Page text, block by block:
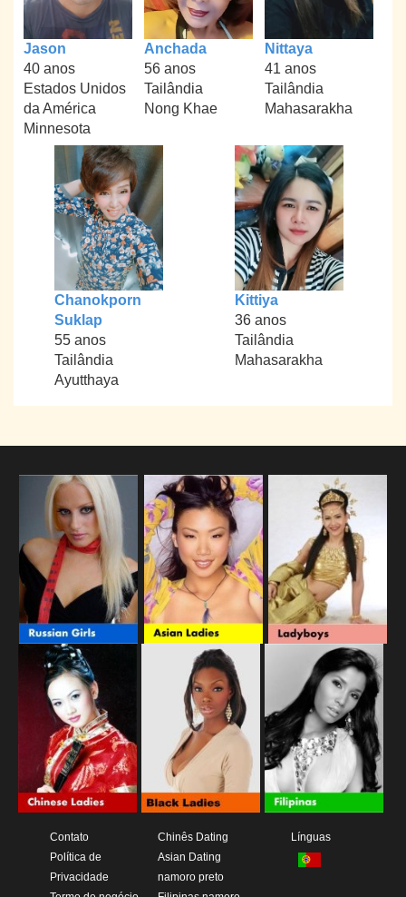
Jason
40 anos
Estados Unidos
da América
Minnesota
Anchada
56 anos
Tailândia
Nong Khae
Nittaya
41 anos
Tailândia
Mahasarakha
Chanokporn
Suklap
55 anos
Tailândia
Ayutthaya
Kittiya
36 anos
Tailândia
Mahasarakha
Contato
Política de
Privacidade
Chinês Dating
Asian Dating
namoro preto
Línguas